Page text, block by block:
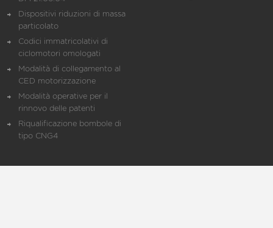
Dispositivi riduzioni di massa
particolato
Codici immatricolativi di
ciclomotori omologati
Modalità di collegamento al
CED motorizzazione
Modalità operative per il
rinnovo delle patenti
Riqualificazione bombole di
tipo CNG4